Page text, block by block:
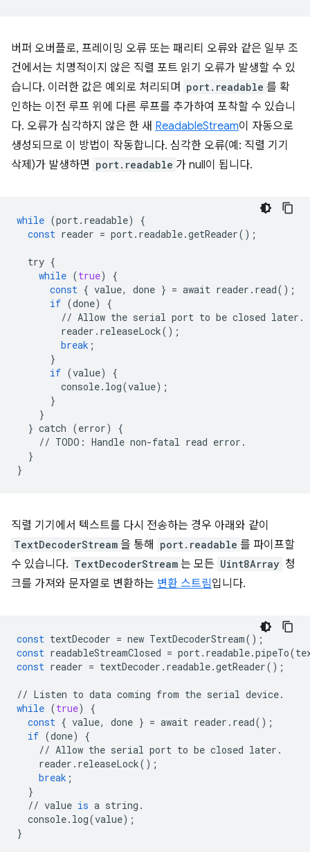
버퍼 오버플로, 프레이밍 오류 또는 패리티 오류와 같은 일부 조
건에서는 치명적이지 않은 직렬 포트 읽기 오류가 발생할 수 있
습니다. 이러한 값은 예외로 처리되며
port.readable 를 확
인하는 이전 루프 위에 다른 루프를 추가하여 포착할 수 있습니
다. 오류가 심각하지 않은 한 새 ReadableStream이 자동으로
생성되므로 이 방법이 작동합니다. 심각한 오류(예: 직렬 기기
삭제)가 발생하면 port.readable 가 null이 됩니다.
while (port. readable)
{
const reader = port. readable.getReader();
try {
while (true)
{
const { value, done } = await reader . read();
if (done)
{
// Allow the serial port to be closed later .
reader . releaseLock();
break ;
}
if (value)
{
console. log(value);
}
}
} catch (error)
{
// TODO : Handle non-fatal read error .
}
}
직렬 기기에서 텍스트를 다시 전송하는 경우 아래와 같이
TextDecoderStream 을 통해 port.readable 를 파이프할
수 있습니다. TextDecoderStream 는 모든 Uint8Array 청
크를 가져와 문자열로 변환하는 변환 스트림입니다.
const textDecoder = new TextDecoderStream();
const readableStreamClosed = port. readable.pipeTo(
const reader = textDecoder . readable.getReader();
// Listen to data coming from the serial device.
while (true)
{
const { value, done } = await reader . read();
if (done)
{
// Allow the serial port to be closed later .
reader . releaseLock();
break ;
}
// value is a string .
console. log(value);
}